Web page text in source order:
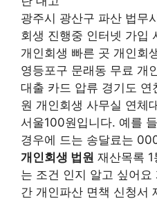
광주시 광산구 파산 법무
회생 진행중 인터넷 가입
개인회생 빠른 곳 개인회
영등포구 문래동 무료 개
대출 카드 압류 경기도
원 개인회생 사무실 연체
서울100원입니다. 예를
경우에 드는 송달료는
개인회생 법원 재산목록
는 조건 인지 알고 싶어
간 개인파산 면책 신청서